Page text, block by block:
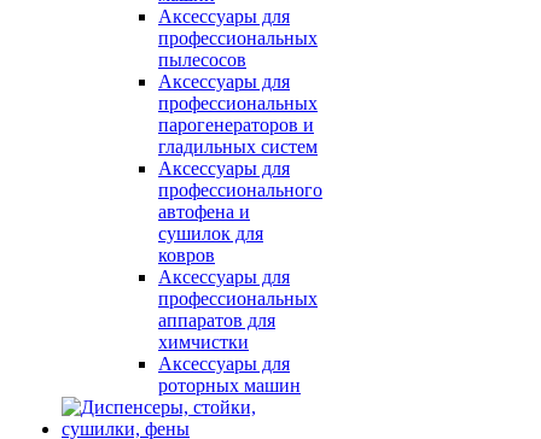
Аксессуары для
профессиональных
пылесосов
Аксессуары для
профессиональных
парогенераторов и
гладильных систем
Аксессуары для
профессионального
автофена и
сушилок для
ковров
Аксессуары для
профессиональных
аппаратов для
химчистки
Аксессуары для
роторных машин